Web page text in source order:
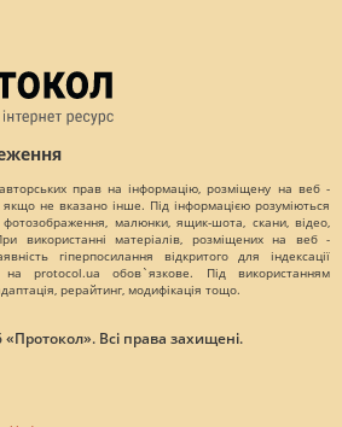
прав на інформацію, розміщену на веб -
якщо не вказано інше. Під інформацією розуміються
фотозображення, малюнки, ящик-шота, скани, відео,
використанні матеріалів, розміщених на веб -
гіперпосилання відкритого для індексації
protocol.ua обов`язкове. Під використанням
рерайтинг, модифікація тощо.
Всі права захищені.